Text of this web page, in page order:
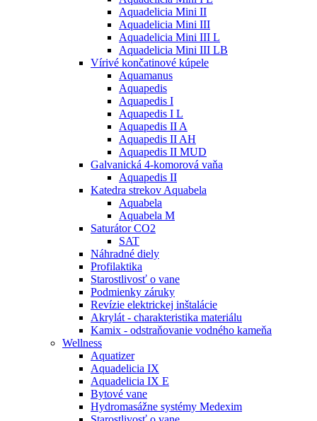
Aquadelicia Mini II
Aquadelicia Mini III
Aquadelicia Mini III L
Aquadelicia Mini III LB
Vírivé končatinové kúpele
Aquamanus
Aquapedis
Aquapedis I
Aquapedis I L
Aquapedis II A
Aquapedis II AH
Aquapedis II MUD
Galvanická 4-komorová vaňa
Aquapedis II
Katedra strekov Aquabela
Aquabela
Aquabela M
Saturátor CO2
SAT
Náhradné diely
Profilaktika
Starostlivosť o vane
Podmienky záruky
Revízie elektrickej inštalácie
Akrylát - charakteristika materiálu
Kamix - odstraňovanie vodného kameňa
Wellness
Aquatizer
Aquadelicia IX
Aquadelicia IX E
Bytové vane
Hydromasážne systémy Medexim